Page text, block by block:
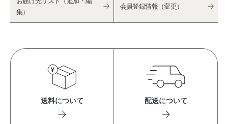
集）
会員登録情報（変更）
送料について 配送について